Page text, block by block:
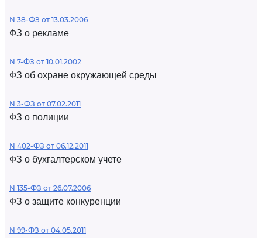
N 38-ФЗ от 13.03.2006
ФЗ о рекламе
N 7-ФЗ от 10.01.2002
ФЗ об охране окружающей среды
N 3-ФЗ от 07.02.2011
ФЗ о полиции
N 402-ФЗ от 06.12.2011
ФЗ о бухгалтерском учете
N 135-ФЗ от 26.07.2006
ФЗ о защите конкуренции
N 99-ФЗ от 04.05.2011